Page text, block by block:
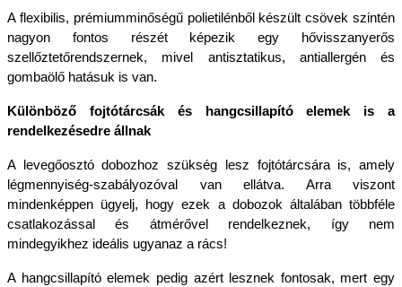
A flexibilis, prémiumminőségű polietilénből készült csövek szintén
nagyon fontos részét képezik egy hővisszanyerős
szellőztetőrendszernek, mivel antisztatikus, antiallergén és
gombaölő hatásuk is van.
Különböző fojtótárcsák és hangcsillapító elemek is a
rendelkezésedre állnak
A levegőosztó dobozhoz szükség lesz fojtótárcsára is, amely
légmennyiség-szabályozóval van ellátva. Arra viszont
mindenképpen ügyelj, hogy ezek a dobozok általában többféle
csatlakozással és átmérővel rendelkeznek, így nem
mindegyikhez ideális ugyanaz a rács!
A hangcsillapító elemek pedig azért lesznek fontosak, mert egy